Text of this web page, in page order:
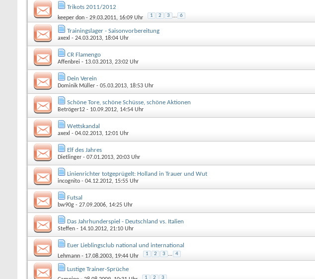
Trikots 2011/2012
keeper don - 29.03.2011, 16:09 Uhr 1 2 3 ... 6
Trainingslager - Saisonvorbereitung
axexl - 24.03.2013, 18:04 Uhr
CR Flamengo
Affenbrei - 13.03.2013, 23:02 Uhr
Dein Verein
Dominik Müller - 05.03.2013, 18:53 Uhr
Schöne Tore, schöne Schüsse, schöne Aktionen
Betröger12 - 10.09.2012, 14:54 Uhr
Wettskandal
axexl - 04.02.2013, 12:01 Uhr
Elf des Jahres
Dietlinger - 07.01.2013, 20:03 Uhr
Linienrichter totgeprügelt: Holland in Trauer und Wut
incognito - 04.12.2012, 15:55 Uhr
Futsal
bw90g - 27.09.2006, 14:25 Uhr
Das Jahrhunderspiel - Deutschland vs. Italien
Steffen - 14.10.2012, 21:10 Uhr
Euer Lieblingsclub national und international
Lehmann - 17.08.2003, 19:44 Uhr 1 2 3 ... 4
Lustige Trainer-Sprüche
1 2 3